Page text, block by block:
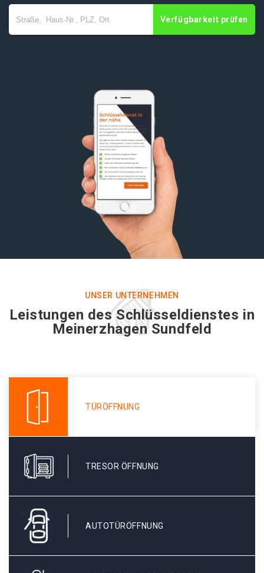
Verfügbarkeit prüfen
UNSER UNTERNEHMEN
Leistungen des Schlüsseldienstes in
Meinerzhagen Sundfeld
TÜRÖFFNUNG
TRESOR ÖFFNUNG
AUTOTÜRÖFFNUNG